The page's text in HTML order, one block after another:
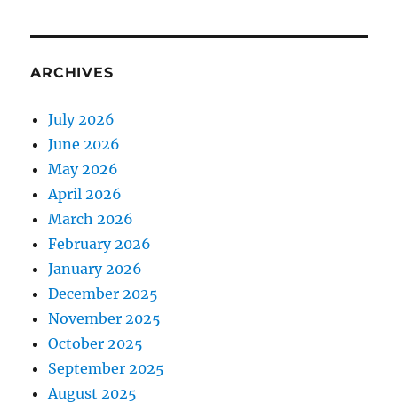
ARCHIVES
July 2026
June 2026
May 2026
April 2026
March 2026
February 2026
January 2026
December 2025
November 2025
October 2025
September 2025
August 2025